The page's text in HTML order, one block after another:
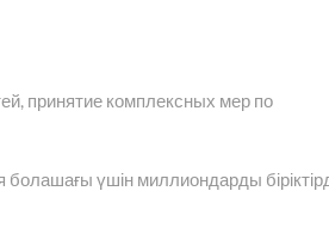
принятие комплексных мер по
үшін миллиондарды